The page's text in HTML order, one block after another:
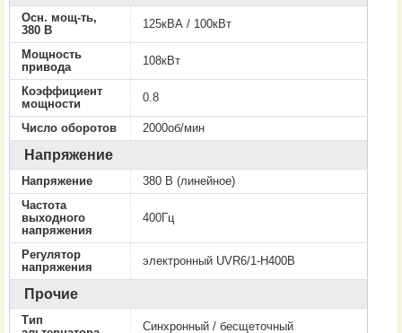
Осн. мощ-ть,
380 В
125кВА / 100кВт
Мощность
привода
108кВт
Коэффициент
мощности
0.8
Число оборотов 2000об/мин
Напряжение
Напряжение
380 В (линейное)
Частота
выходного
напряжения
400Гц
Регулятор
напряжения
электронный UVR6/1-H400B
Прочие
Тип
Cинхронный / бесщеточный